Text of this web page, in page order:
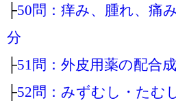
├50問：痒み、腫れ、痛
分
├51問：外皮用薬の配合
├52問：みずむし・たむ